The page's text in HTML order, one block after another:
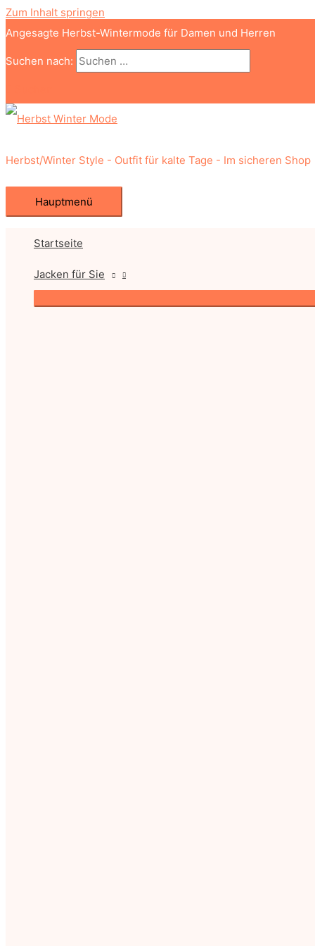
Zum Inhalt springen
Angesagte Herbst-Wintermode für Damen und Herren
Suchen nach:
Herbst/Winter Style - Outfit für kalte Tage - Im sicheren Shop
Hauptmenü
Startseite
Jacken für Sie